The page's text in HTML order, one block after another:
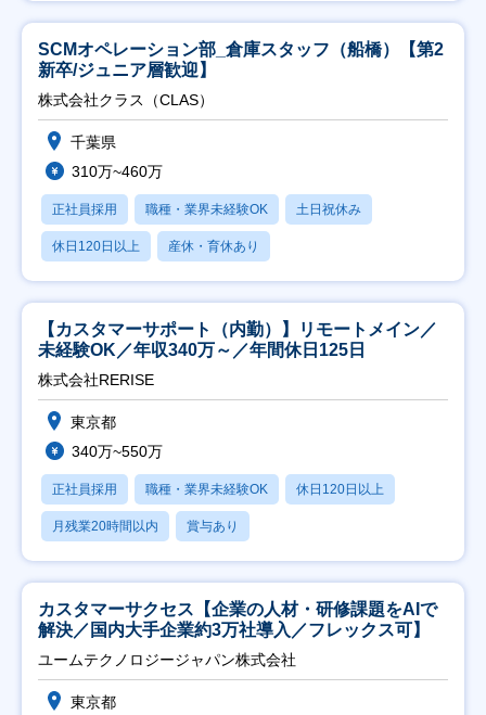
SCMオペレーション部_倉庫スタッフ（船橋）【第2
新卒/ジュニア層歓迎】
株式会社クラス（CLAS）
千葉県
310万~460万
正社員採用 職種・業界未経験OK 土日祝休み
休日120日以上 産休・育休あり
【カスタマーサポート（内勤）】リモートメイン／
未経験OK／年収340万～／年間休日125日
株式会社RERISE
東京都
340万~550万
正社員採用 職種・業界未経験OK 休日120日以上
月残業20時間以内 賞与あり
カスタマーサクセス【企業の人材・研修課題をAIで
解決／国内大手企業約3万社導入／フレックス可】
ユームテクノロジージャパン株式会社
東京都